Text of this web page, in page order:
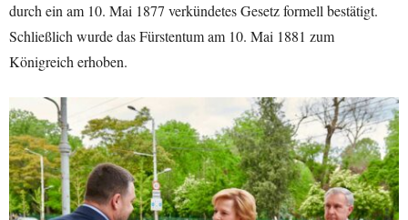
durch ein am 10. Mai 1877 verkündetes Gesetz formell bestätigt.
Schließlich wurde das Fürstentum am 10. Mai 1881 zum
Königreich erhoben.